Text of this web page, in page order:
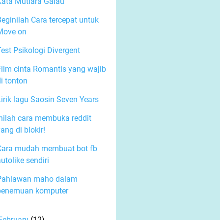
Cara tercepat untuk
on
Psikologi Divergent
cinta Romantis yang wajib
tonton
lagu Saosin Seven Years
cara membuka reddit
di blokir!
mudah membuat bot fb
sendiri
maho dalam
komputer